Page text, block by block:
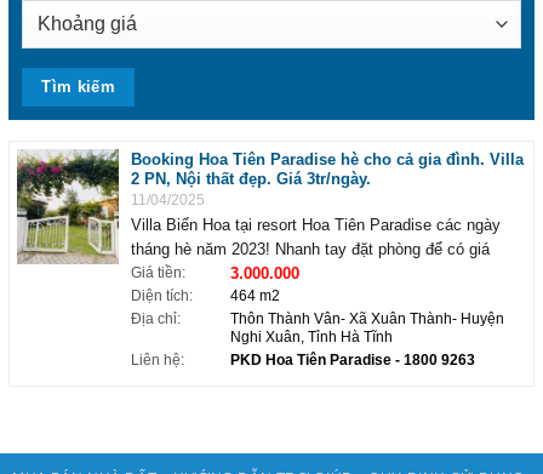
Booking Hoa Tiên Paradise hè cho cả gia đình. Villa
2 PN, Nội thất đẹp. Giá 3tr/ngày.
11/04/2025
Villa Biển Hoa tại resort Hoa Tiên Paradise các ngày
tháng hè năm 2023! Nhanh tay đặt phòng để có giá
phòng tốt nhất tại Hoa Tiên Paradise -Xuân Thành –
Nghi Xuân- Hà Tĩnh. – Căn villa biển 2 phòng ngủ – Bếp
nấu ...
Giá tiền: 3.000.000
Diện tích:
464 m2
Địa chỉ:
Thôn Thành Vân- Xã Xuân Thành- Huyện
Nghi Xuân, Tỉnh Hà Tĩnh
Liên hệ:
PKD Hoa Tiên Paradise- 1800 9263